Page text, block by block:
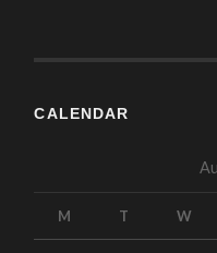
CALENDAR
M T W